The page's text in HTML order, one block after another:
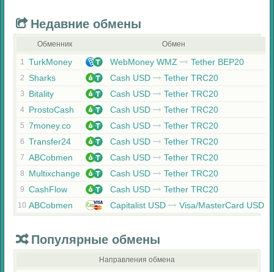
Недавние обмены
Обменник Обмен
1 TurkMoney WebMoney WMZ Tether BEP20
2 Sharks Cash USD Tether TRC20
3 Bitality Cash USD Tether TRC20
4 ProstoCash Cash USD Tether TRC20
5 7money.co Cash USD Tether TRC20
6 Transfer24 Cash USD Tether TRC20
7 ABCobmen Cash USD Tether TRC20
8 Multixchange Cash USD Tether TRC20
9 CashFlow Cash USD Tether TRC20
10 ABCobmen Capitalist USD Visa/MasterCard USD
Популярные обмены
Направления обмена